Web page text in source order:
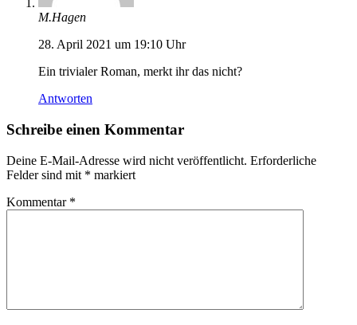
M.Hagen
28. April 2021 um 19:10 Uhr
Ein trivialer Roman, merkt ihr das nicht?
Antworten
Schreibe einen Kommentar
Deine E-Mail-Adresse wird nicht veröffentlicht. Erforderliche
Felder sind mit * markiert
Kommentar *